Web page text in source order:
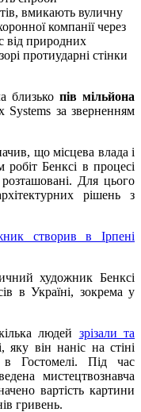
вмикають вуличну
компанії через
від природних
протиударні стінки
близько пів мільйона
Systems за зверненням
що місцева влада і
Бенксі в процесі
Для цього
рішень з
створив в Ірпені
художник Бенксі
в Україні, зокрема у
людей зрізали та
яку він наніс на стіні
Гостомелі. Під час
мистецтвознавча
вартість картини
гривень.